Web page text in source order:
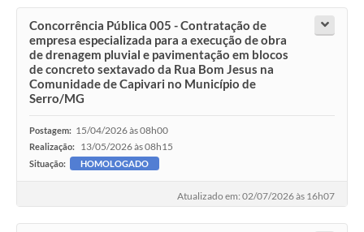
Concorrência Pública 005 - Contratação de
empresa especializada para a execução de obra
de drenagem pluvial e pavimentação em blocos
de concreto sextavado da Rua Bom Jesus na
Comunidade de Capivari no Município de
Serro/MG
Postagem: 15/04/2026 às 08h00
Realização: 13/05/2026 às 08h15
Situação: HOMOLOGADO
Atualizado em: 02/07/2026 às 16h07